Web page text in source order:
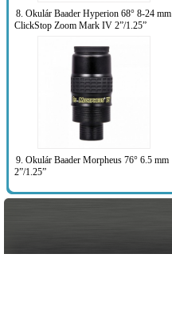
8. Okulár Baader Hyperion 68° 8-24 mm
ClickStop Zoom Mark IV 2”/1.25”
9. Okulár Baader Morpheus 76° 6.5 mm
2”/1.25”